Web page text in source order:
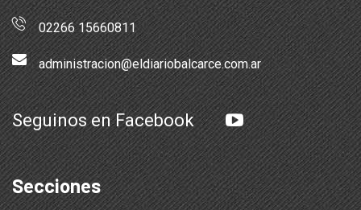
02266 15660811
administracion@eldiariobalcarce.com.ar
Seguinos en Facebook
Secciones